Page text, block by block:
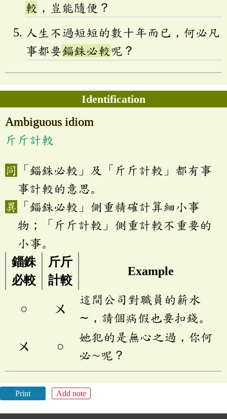
較 ，豈能隨便？
人生不過短短的數十年而已，何必凡
事都要錙銖必較呢？
Identification
Ambiguous idiom
斤斤計較
「錙銖必較」及「斤斤計較」都有事
事計較的意思。
「錙銖必較」側重精確計算細小事
物；「斤斤計較」側重計較不重要的
小事。
錙銖
必較
斤斤
計較
Example
○ ㄨ
這間公司對職員的薪水
∼，請個病假也要扣錢。
ㄨ ○
她犯的是無心之過，你何
必∼呢？
Print Add note